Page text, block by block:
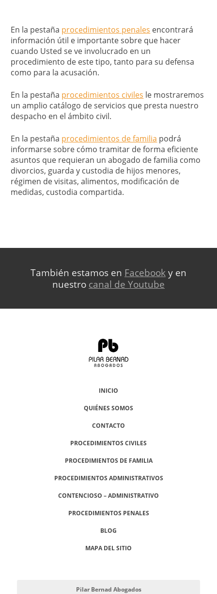
En la pestaña procedimientos penales encontrará
información útil e importante sobre que hacer
cuando Usted se ve involucrado en un
procedimiento de este tipo, tanto para su defensa
como para la acusación.
En la pestaña procedimientos civiles le mostraremos
un amplio catálogo de servicios que presta nuestro
despacho en el ámbito civil.
En la pestaña procedimientos de familia podrá
informarse sobre cómo tramitar de forma eficiente
asuntos que requieran un abogado de familia como
divorcios, guarda y custodia de hijos menores,
régimen de visitas, alimentos, modificación de
medidas, custodia compartida.
También estamos en Facebooky en
nuestro canal de Youtube
INICIO
QUIÉNES SOMOS
CONTACTO
PROCEDIMIENTOS CIVILES
PROCEDIMIENTOS DE FAMILIA
PROCEDIMIENTOS ADMINISTRATIVOS
CONTENCIOSO – ADMINISTRATIVO
PROCEDIMIENTOS PENALES
BLOG
MAPA DEL SITIO
Pilar Bernad Abogados